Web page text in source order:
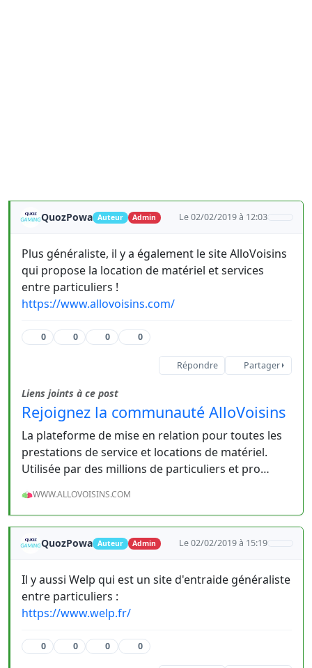
QuozPowa Auteur Admin Le 02/02/2019 à 12:03
Plus généraliste, il y a également le site AlloVoisins
qui propose la location de matériel et services
entre particuliers !
https://www.allovoisins.com/
0 0 0 0
Répondre Partager
Liens joints à ce post
Rejoignez la communauté AlloVoisins
La plateforme de mise en relation pour toutes les
prestations de service et locations de matériel.
Utilisée par des millions de particuliers et pro…
WWW.ALLOVOISINS.COM
QuozPowa Auteur Admin Le 02/02/2019 à 15:19
Il y aussi Welp qui est un site d'entraide généraliste
entre particuliers :
https://www.welp.fr/
0 0 0 0